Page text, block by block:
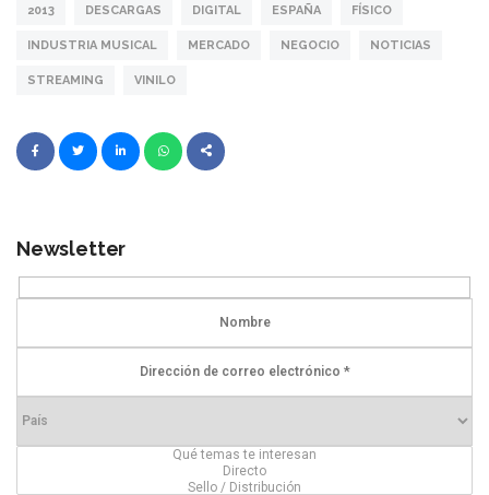
2013 DESCARGAS DIGITAL ESPAÑA FÍSICO
INDUSTRIA MUSICAL MERCADO NEGOCIO NOTICIAS
STREAMING VINILO
Newsletter